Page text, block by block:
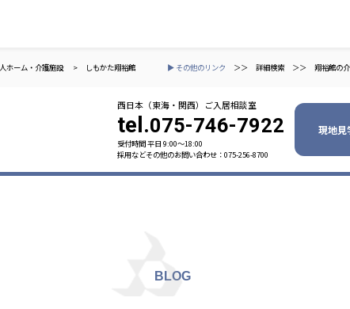
ホーム・介護施設 > しもかた翔裕館 ▶ その他のリンク ＞＞ 詳細検索 ＞＞ 翔裕館の
西日本（東海・関西）ご入居相談室
tel.075-746-7922
受付時間 平日 9:00〜18:00
採用などその他のお問い合わせ：075-256-8700
現地見
BLOG